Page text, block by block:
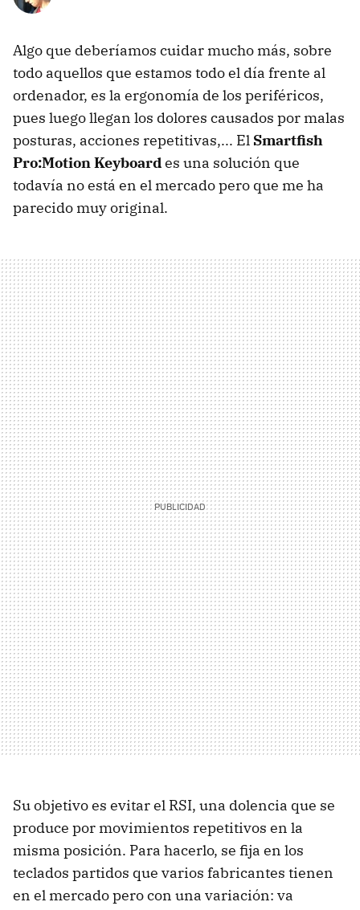
Algo que deberíamos cuidar mucho más, sobre
todo aquellos que estamos todo el día frente al
ordenador, es la ergonomía de los periféricos,
pues luego llegan los dolores causados por malas
posturas, acciones repetitivas,... El Smartfish
Pro:Motion Keyboardes una solución que
todavía no está en el mercado pero que me ha
parecido muy original.
Su objetivo es evitar el RSI, una dolencia que se
produce por movimientos repetitivos en la
misma posición. Para hacerlo, se fija en los
teclados partidos que varios fabricantes tienen
en el mercado pero con una variación: va